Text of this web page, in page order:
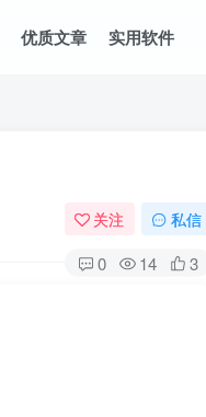
优质文章 实用软件
关注 私信
0 14 3